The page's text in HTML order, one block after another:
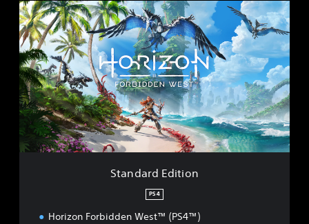
S
t
a
n
d
a
r
d
E
d
i
t
Standard Edition
PS4
Horizon Forbidden West™ (PS4™)